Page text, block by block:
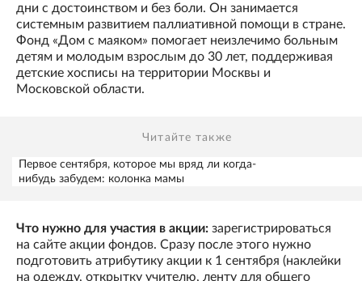
дни с достоинством и без боли. Он занимается
системным развитием паллиативной помощи в стране.
Фонд «Дом с маяком» помогает неизлечимо больным
детям и молодым взрослым до 30 лет, поддерживая
детские хосписы на территории Москвы и
Московской области.
Читайте также
Первое сентября, которое мы вряд ли когда-
нибудь забудем: колонка мамы
Что нужно для участия в акции: зарегистрироваться
на сайте акции фондов. Сразу после этого нужно
подготовить атрибутику акции к 1 сентября (наклейки
на одежду, открытку учителю, ленту для общего